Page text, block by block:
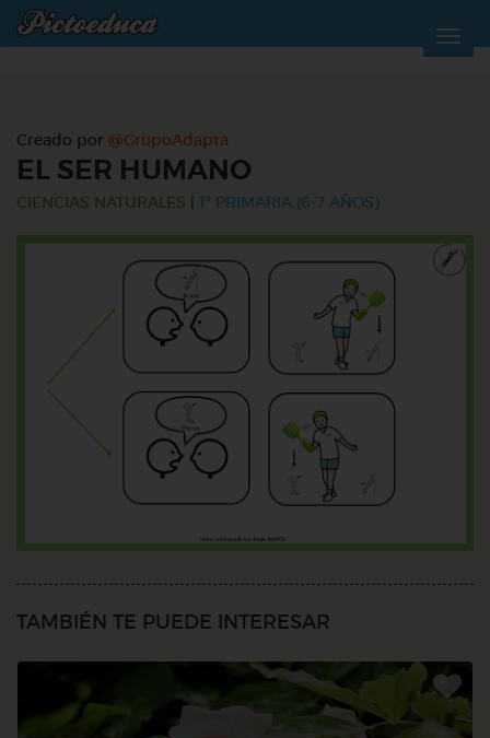
Creado por @GrupoAdapta
EL SER HUMANO
CIENCIAS NATURALES 1º PRIMARIA (6-7 AÑOS)
TAMBIÉN TE PUEDE INTERESAR